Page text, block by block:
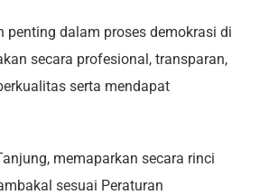
dalam proses demokrasi di
secara profesional, transparan,
serta mendapat
memaparkan secara rinci
sesuai Peraturan